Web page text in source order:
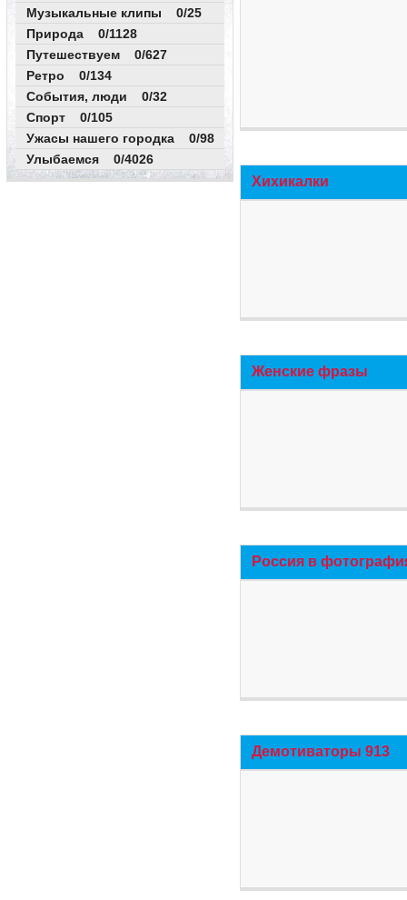
Музыкальные клипы 0/25
Природа 0/1128
Путешествуем 0/627
Ретро 0/134
События, люди 0/32
Спорт 0/105
Ужасы нашего городка 0/98
Улыбаемся 0/4026
Хихикалки
Женские фразы
Россия в
Демотиваторы 913